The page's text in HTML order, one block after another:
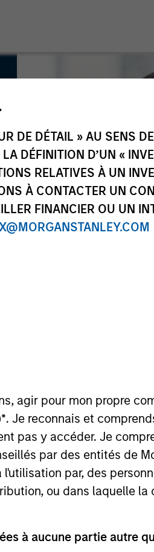
DE DÉTAIL » AU SENS
DÉFINITION D’UN «
RELATIVES À UN
À CONTACTER UN
FINANCIER OU UN
agir pour mon propre
*. Je reconnais et
pas y accéder. Je
par des entités de
par, des
ou dans laquelle
à aucune partie autre
In his role, Anuj
and application of
Management
responsibilities spanning
He began his career in
Income Division. Prior to
Management, and TIAA-
Analyst designation.